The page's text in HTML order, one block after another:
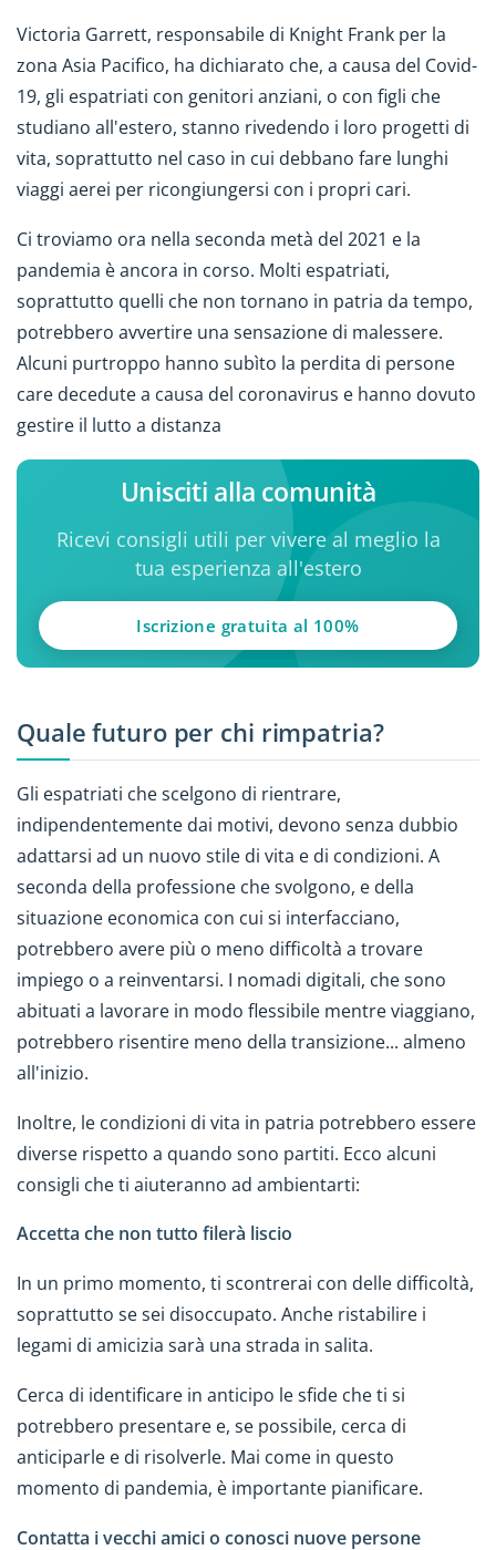
Victoria Garrett, responsabile di Knight Frank per la
zona Asia Pacifico, ha dichiarato che, a causa del Covid-
19, gli espatriati con genitori anziani, o con figli che
studiano all'estero, stanno rivedendo i loro progetti di
vita, soprattutto nel caso in cui debbano fare lunghi
viaggi aerei per ricongiungersi con i propri cari.
Ci troviamo ora nella seconda metà del 2021 e la
pandemia è ancora in corso. Molti espatriati,
soprattutto quelli che non tornano in patria da tempo,
potrebbero avvertire una sensazione di malessere.
Alcuni purtroppo hanno subìto la perdita di persone
care decedute a causa del coronavirus e hanno dovuto
gestire il lutto a distanza
Unisciti alla comunità
Ricevi consigli utili per vivere al meglio la
tua esperienza all'estero
Iscrizione gratuita al 100%
Quale futuro per chi rimpatria?
Gli espatriati che scelgono di rientrare,
indipendentemente dai motivi, devono senza dubbio
adattarsi ad un nuovo stile di vita e di condizioni. A
seconda della professione che svolgono, e della
situazione economica con cui si interfacciano,
potrebbero avere più o meno difficoltà a trovare
impiego o a reinventarsi. I nomadi digitali, che sono
abituati a lavorare in modo flessibile mentre viaggiano,
potrebbero risentire meno della transizione... almeno
all'inizio.
Inoltre, le condizioni di vita in patria potrebbero essere
diverse rispetto a quando sono partiti. Ecco alcuni
consigli che ti aiuteranno ad ambientarti:
Accetta che non tutto filerà liscio
In un primo momento, ti scontrerai con delle difficoltà,
soprattutto se sei disoccupato. Anche ristabilire i
legami di amicizia sarà una strada in salita.
Cerca di identificare in anticipo le sfide che ti si
potrebbero presentare e, se possibile, cerca di
anticiparle e di risolverle. Mai come in questo
momento di pandemia, è importante pianificare.
Contatta i vecchi amici o conosci nuove persone